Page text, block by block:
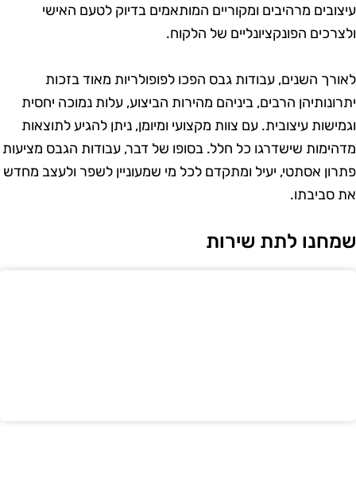
מרהיבים ומקוריים המותאמים בדיוק לטעם האישי
הפונקציונליים של הלקוח.
השנים, עבודות גבס הפכו לפופולריות מאוד בזכות
הרבים, ביניהם מהירות הביצוע, עלות נמוכה יחסית
עיצובית. עם צוות מקצועי ומיומן, ניתן להגיע לתוצאות
שישדרגו כל חלל. בסופו של דבר, עבודות הגבס מציעות
אסתטי, יעיל ומתקדם לכל מי שמעוניין לשפר ולעצב מחדש
סביבתו.
לתת שירות